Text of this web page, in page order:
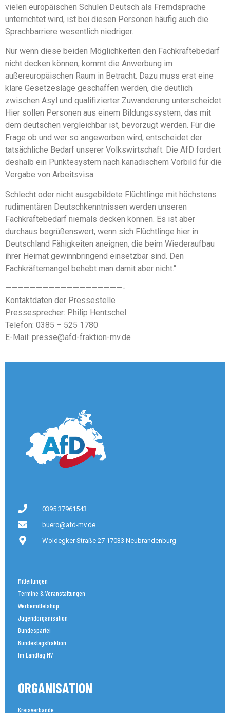
vielen europäischen Schulen Deutsch als Fremdsprache
unterrichtet wird, ist bei diesen Personen häufig auch die
Sprachbarriere wesentlich niedriger.
Nur wenn diese beiden Möglichkeiten den Fachkräftebedarf
nicht decken können, kommt die Anwerbung im
außereuropäischen Raum in Betracht. Dazu muss erst eine
klare Gesetzeslage geschaffen werden, die deutlich
zwischen Asyl und qualifizierter Zuwanderung unterscheidet.
Hier sollen Personen aus einem Bildungssystem, das mit
dem deutschen vergleichbar ist, bevorzugt werden. Für die
Frage ob und wer so angeworben wird, entscheidet der
tatsächliche Bedarf unserer Volkswirtschaft. Die AfD fordert
deshalb ein Punktesystem nach kanadischem Vorbild für die
Vergabe von Arbeitsvisa.
Schlecht oder nicht ausgebildete Flüchtlinge mit höchstens
rudimentären Deutschkenntnissen werden unseren
Fachkräftebedarf niemals decken können. Es ist aber
durchaus begrüßenswert, wenn sich Flüchtlinge hier in
Deutschland Fähigkeiten aneignen, die beim Wiederaufbau
ihrer Heimat gewinnbringend einsetzbar sind. Den
Fachkräftemangel behebt man damit aber nicht.“
———————————————————-
Kontaktdaten der Pressestelle
Pressesprecher: Philip Hentschel
Telefon: 0385 – 525 1780
E-Mail: presse@afd-fraktion-mv.de
0395 37961543
buero@afd-mv.de
Woldegker Straße 27 17033 Neubrandenburg
Mitteilungen
Termine & Veranstaltungen
Werbemittelshop
Jugendorganisation
Bundespartei
Bundestagsfraktion
Im Landtag MV
ORGANISATION
Kreisverbände